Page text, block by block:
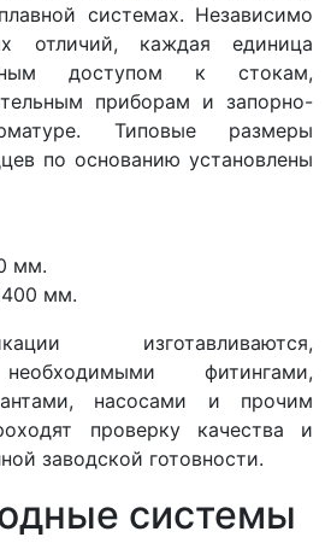
системах. Независимо
отличий, каждая единица
доступом к стокам,
приборам и запорно-
Типовые размеры
по основанию установлены
мм.
мм.
изготавливаются,
фитингами,
насосами и прочим
проверку качества и
заводской готовности.
системы